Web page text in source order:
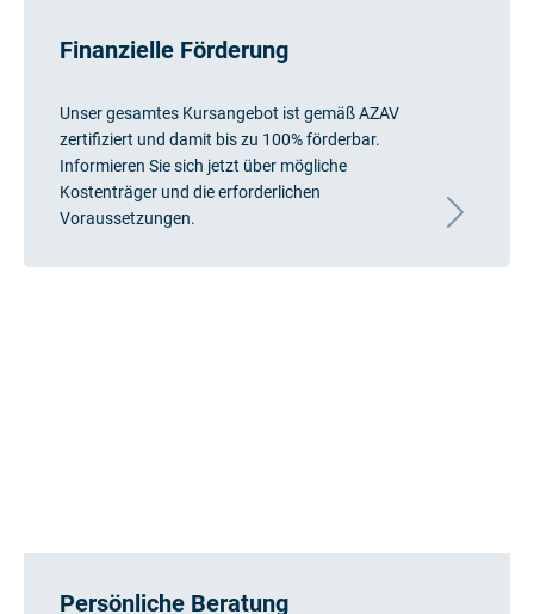
Finanzielle Förderung
Unser gesamtes Kursangebot ist gemäß AZAV
zertifiziert und damit bis zu 100% förderbar.
Informieren Sie sich jetzt über mögliche
Kostenträger und die erforderlichen
Voraussetzungen.
Persönliche Beratung